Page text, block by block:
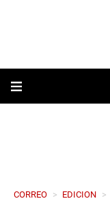
CORREO > EDICION >